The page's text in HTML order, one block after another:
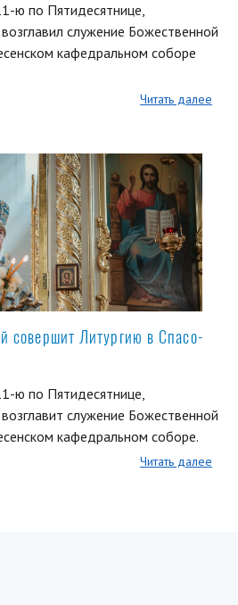
ю по Пятидесятнице,
служение Божественной
кафедральном соборе
Читать далее
совершит Литургию в Спасо-
ю по Пятидесятнице,
служение Божественной
кафедральном соборе.
Читать далее